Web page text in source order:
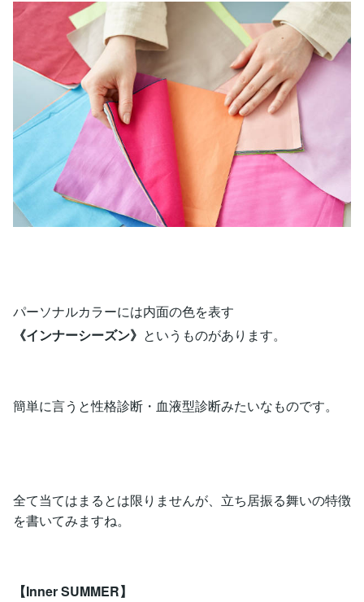
パーソナルカラーには内面の色を表す
《インナーシーズン》 というものがあります。
簡単に言うと性格診断・血液型診断みたいなものです。
全て当てはまるとは限りませんが、立ち居振る舞いの特徴
を書いてみますね。
【Inner SUMMER】